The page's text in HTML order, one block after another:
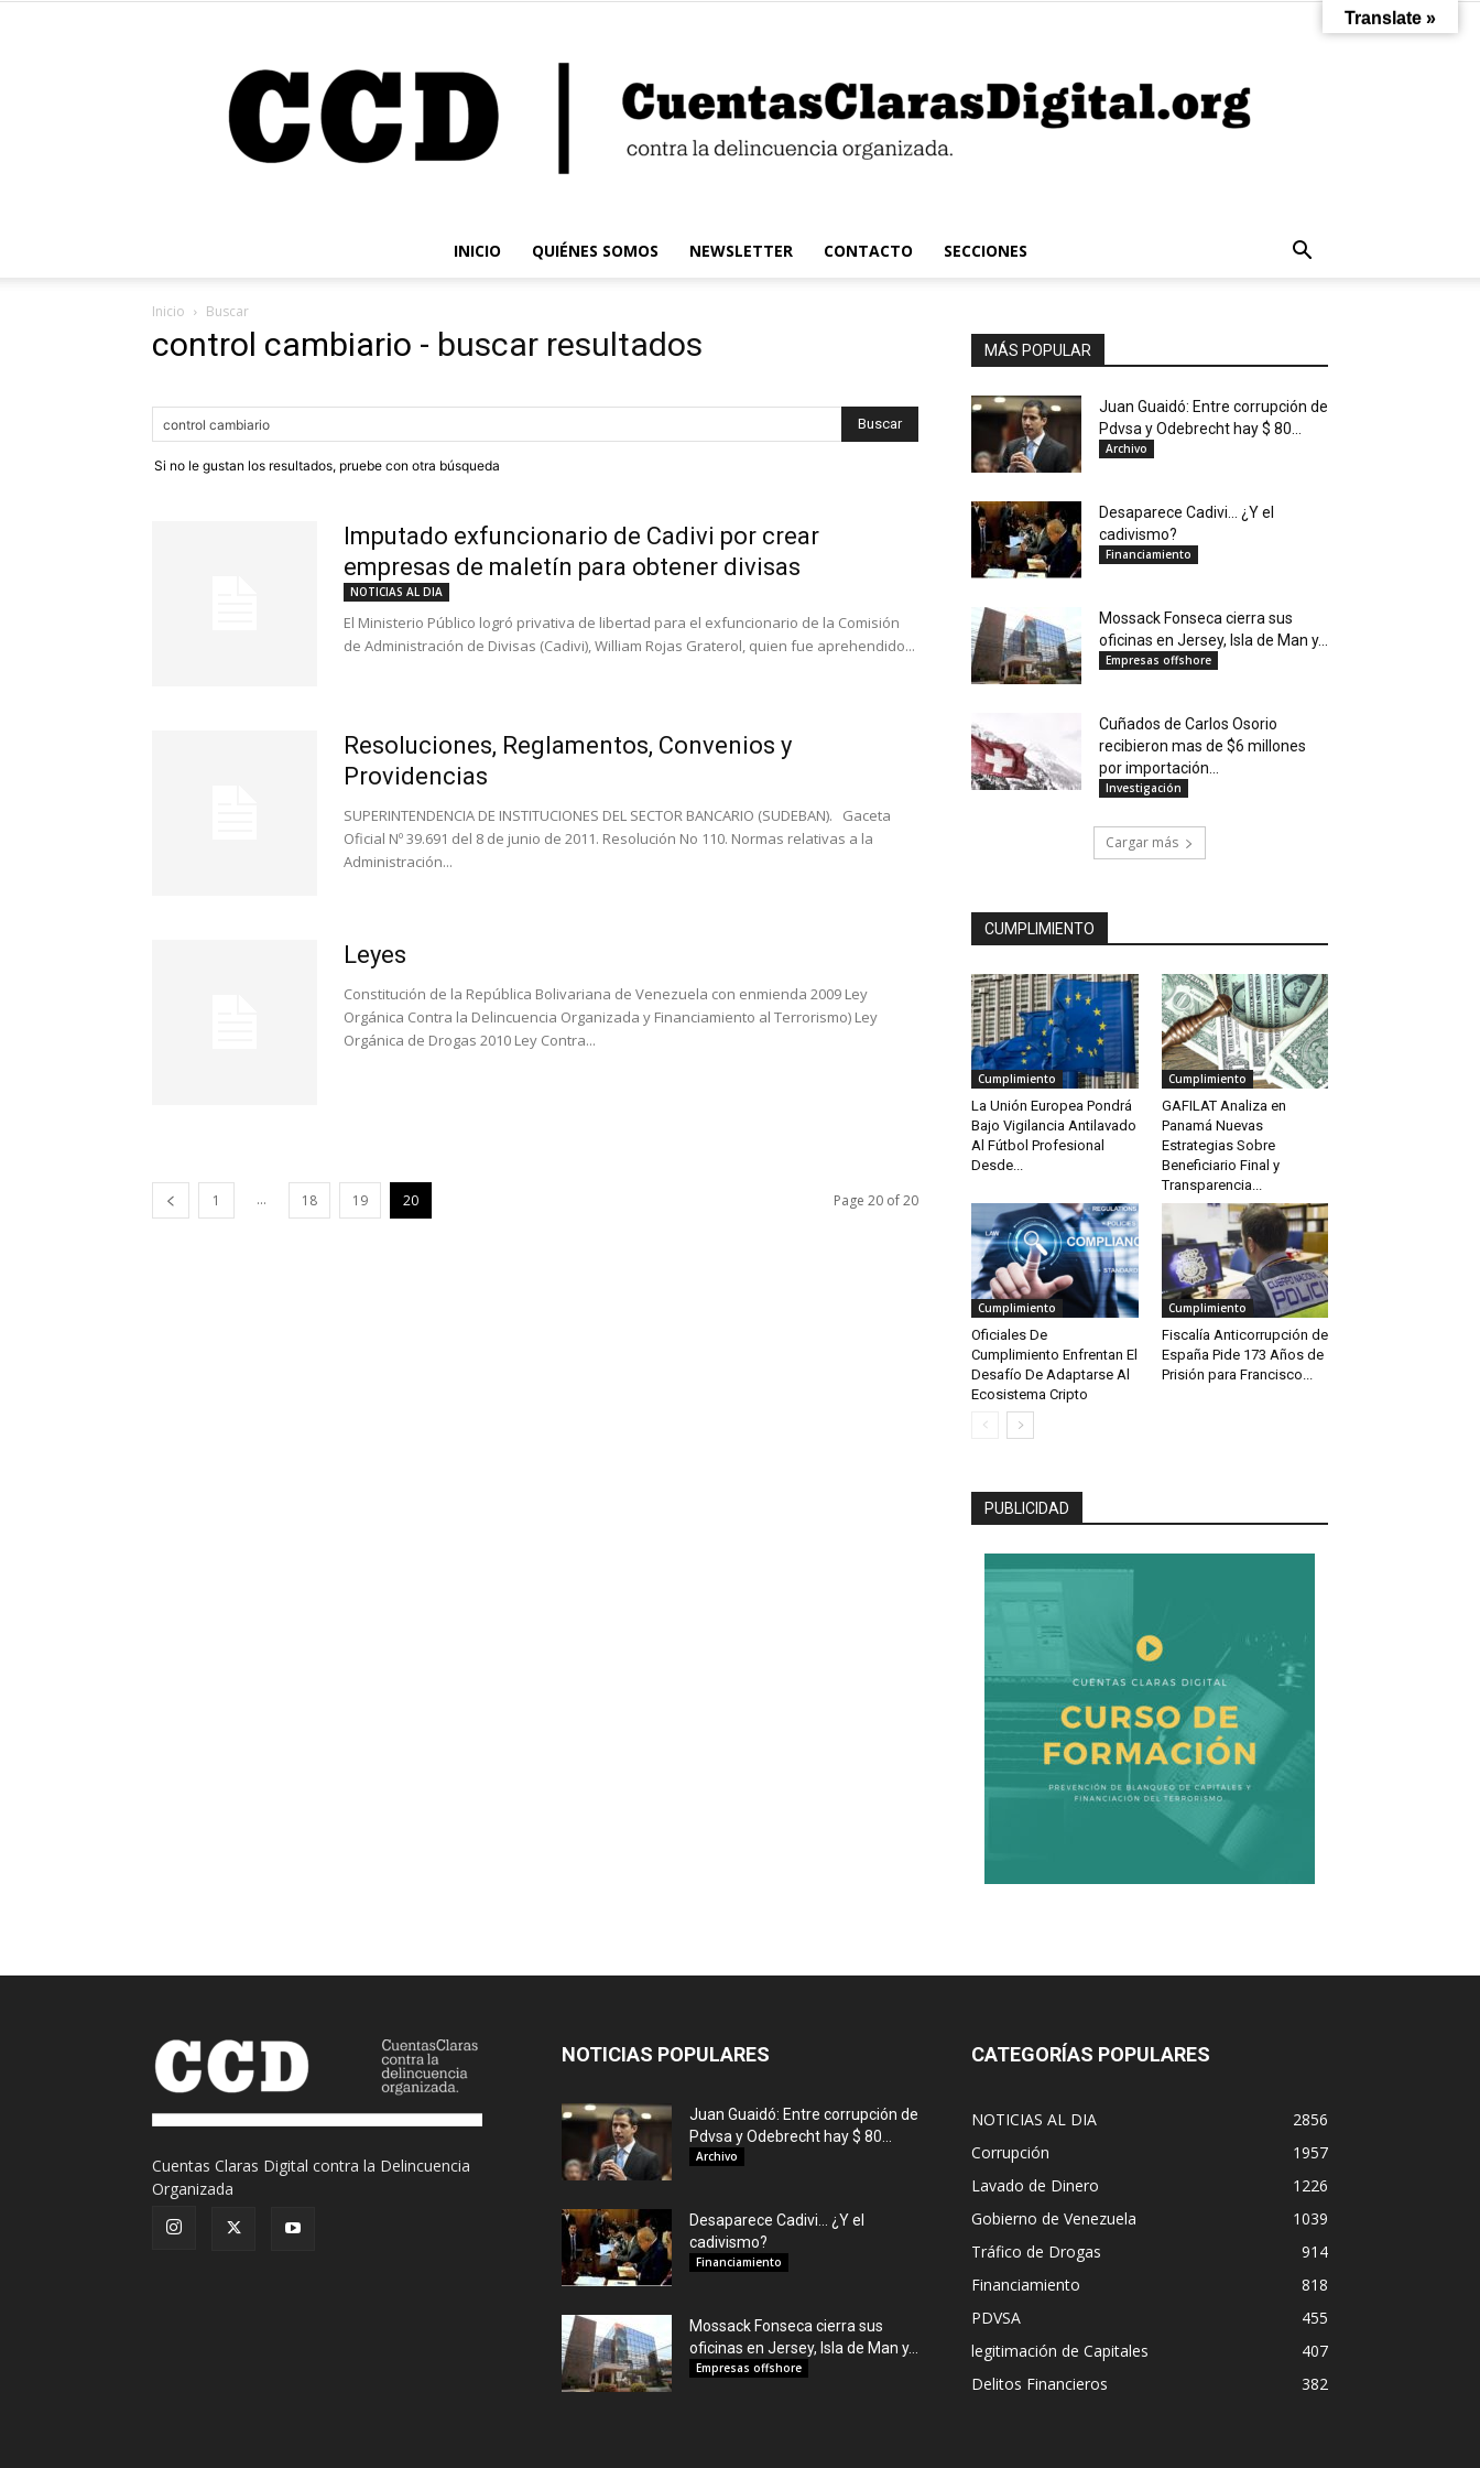
Claras
Digital
INICIO QUIÉNES SOMOS NEWSLETTER CONTACTO SECCIONES
Inicio Buscar
control cambiario - buscar resultados
Si no le gustan los resultados, pruebe con otra búsqueda
Imputado exfuncionario de Cadivi por crear
empresas de maletín para obtener divisas
NOTICIAS AL DIA
El Ministerio Público logró privativa de libertad para el exfuncionario de la Comisión
de Administración de Divisas (Cadivi), William Rojas Graterol, quien fue aprehendido...
Resoluciones, Reglamentos, Convenios y
Providencias
SUPERINTENDENCIA DE INSTITUCIONES DEL SECTOR BANCARIO (SUDEBAN). Gaceta
Oficial Nº 39.691 del 8 de junio de 2011. Resolución No 110. Normas relativas a la
Administración...
Leyes
Constitución de la República Bolivariana de Venezuela con enmienda 2009 Ley
Orgánica Contra la Delincuencia Organizada y Financiamiento al Terrorismo) Ley
Orgánica de Drogas 2010 Ley Contra...
1 ... 18 19 20 Page 20 of 20
MÁS POPULAR
Juan Guaidó: Entre corrupción de
Pdvsa y Odebrecht hay $ 80...
Archivo
Desaparece Cadivi… ¿Y el
cadivismo?
Financiamiento
Mossack Fonseca cierra sus
oficinas en Jersey, Isla de Man y...
Empresas offshore
Cuñados de Carlos Osorio
recibieron mas de $6 millones
por importación...
Investigación
Cargar más
CUMPLIMIENTO
Cumplimiento
La Unión Europea Pondrá
Bajo Vigilancia Antilavado
Al Fútbol Profesional
Desde...
Cumplimiento
GAFILAT Analiza en
Panamá Nuevas
Estrategias Sobre
Beneficiario Final y
Transparencia...
Cumplimiento
Oficiales De
Cumplimiento Enfrentan El
Desafío De Adaptarse Al
Ecosistema Cripto
Cumplimiento
Fiscalía Anticorrupción de
España Pide 173 Años de
Prisión para Francisco...
PUBLICIDAD
Cuentas Claras Digital contra la Delincuencia
Organizada
NOTICIAS POPULARES
Juan Guaidó: Entre corrupción de
Pdvsa y Odebrecht hay $ 80...
Archivo
Desaparece Cadivi… ¿Y el
cadivismo?
Financiamiento
Mossack Fonseca cierra sus
oficinas en Jersey, Isla de Man y...
Empresas offshore
CATEGORÍAS POPULARES
NOTICIAS AL DIA
2856
Corrupción
1957
Lavado de Dinero
1226
Gobierno de Venezuela
1039
Tráfico de Drogas
914
Financiamiento
818
PDVSA
455
legitimación de Capitales
407
Delitos Financieros
382
Translate »